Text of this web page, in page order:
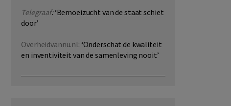
Telegraaf:‘Bemoeizucht van de staat schiet
door’
Overheidvannu.nl: ‘Onderschat de kwaliteit
en inventiviteit van de samenleving nooit’